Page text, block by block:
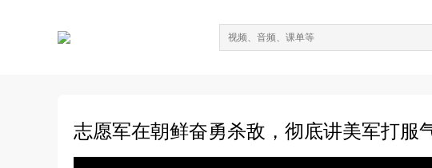
志愿军在朝鲜奋勇杀敌，彻底讲美军打服